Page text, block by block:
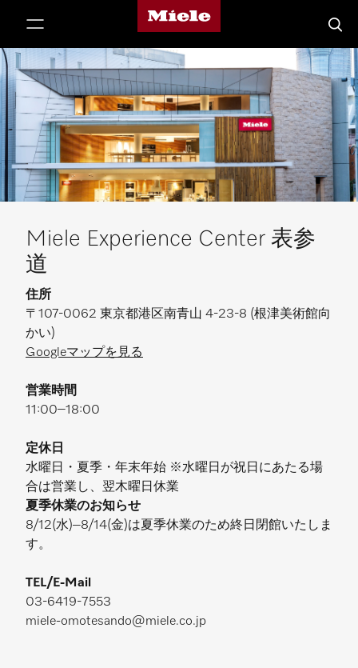
Mieleのホームページ
検索
Miele Experience Center 表参
道
住所
〒107-0062 東京都港区南青山 4-23-8 (根津美術館向
かい)
Googleマップを見る
営業時間
11:00–18:00
定休日
水曜日・夏季・年末年始 ※水曜日が祝日にあたる場
合は営業し、翌木曜日休業
夏季休業のお知らせ
8/12(水)–8/14(金)は夏季休業のため終日閉館いたしま
す。
TEL/E-Mail
03-6419-7553
miele-omotesando@miele.co.jp